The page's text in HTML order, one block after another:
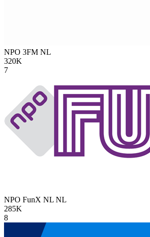
NPO 3FM NL
320K
7
NPO FunX NL NL
285K
8